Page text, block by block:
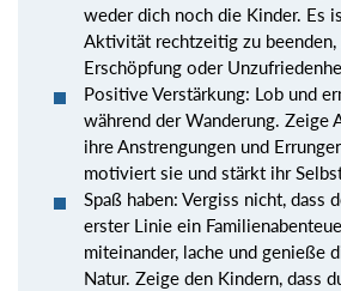
weder dich noch die Kinder. Es
Aktivität rechtzeitig zu
Erschöpfung oder
Positive Verstärkung: Lob und
während der Wanderung. Zeige
ihre Anstrengungen und
motiviert sie und stärkt ihr
Spaß haben: Vergiss nicht, dass
erster Linie ein
miteinander, lache und genieße
Natur. Zeige den Kindern, dass